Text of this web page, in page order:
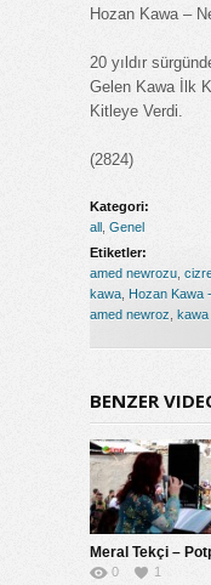
Hozan Kawa –
20 yıldır
Gelen Kawa İlk
Kitleye Verdi.
(2824)
Kategori:
all Genel
Etiketler:
amed newrozu
kawa Hozan Kawa
amed newroz kawa
BENZER
Meral Tekçi –
0 1